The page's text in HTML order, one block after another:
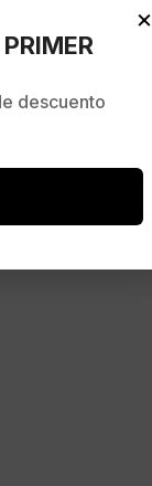
×
descuento